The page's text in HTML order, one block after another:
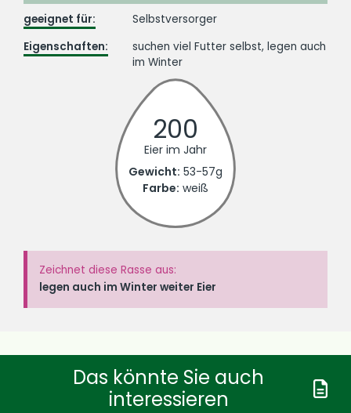
geeignet für:
Selbstversorger
Eigenschaften:
suchen viel Futter selbst, legen auch
im Winter
200
Eier im Jahr
Gewicht: 53-57g
Farbe: weiß
Zeichnet diese Rasse aus:
legen auch im Winter weiter Eier
Das könnte Sie auch
interessieren